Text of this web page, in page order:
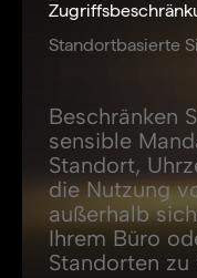
Standortbasierte
Beschränken
sensible
Standort,
die Nutzung
außerhalb
Ihrem Büro
Standorten zu